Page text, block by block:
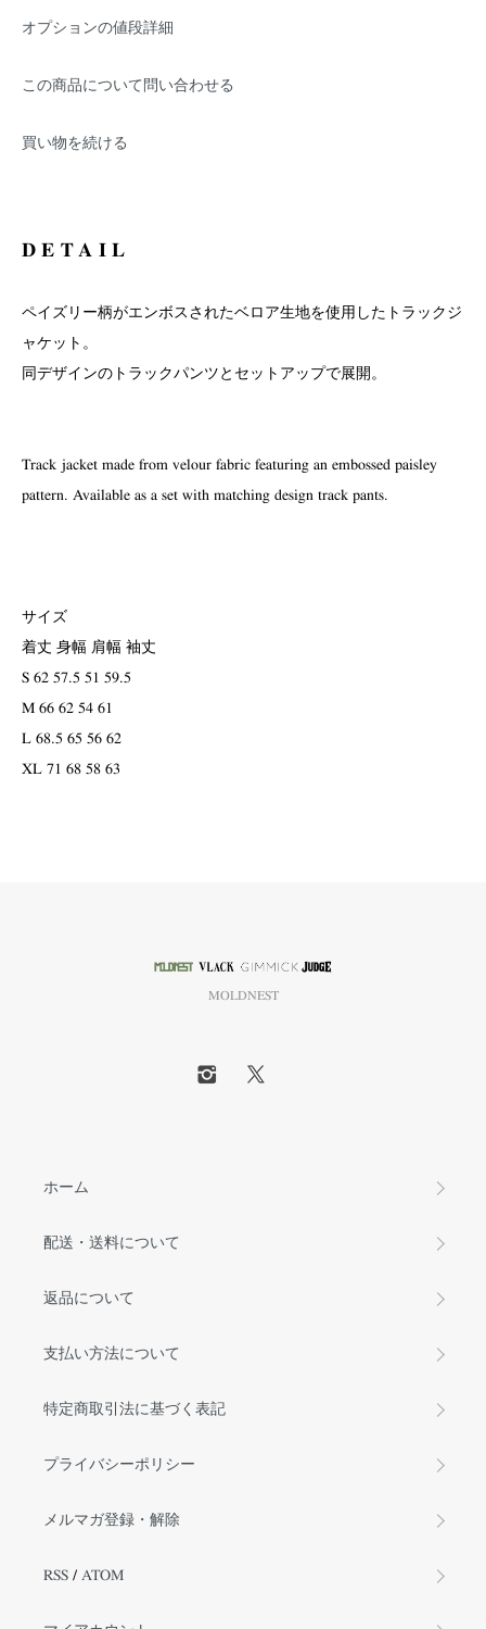
オプションの値段詳細
この商品について問い合わせる
買い物を続ける
DETAIL
ペイズリー柄がエンボスされたベロア生地を使用したトラックジ
ャケット。
同デザインのトラックパンツとセットアップで展開。
Track jacket made from velour fabric featuring an embossed paisley
pattern. Available as a set with matching design track pants.
サイズ
着丈 身幅 肩幅 袖丈
S 62 57.5 51 59.5
M 66 62 54 61
L 68.5 65 56 62
XL 71 68 58 63
MOLDNEST
ホーム
配送・送料について
返品について
支払い方法について
特定商取引法に基づく表記
プライバシーポリシー
メルマガ登録・解除
RSS / ATOM